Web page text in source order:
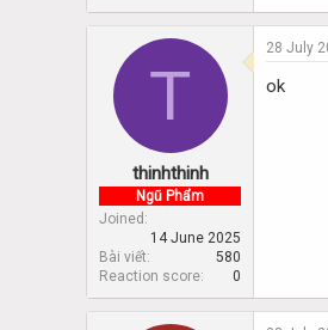
T
thinhthinh
Ngũ Phẩm
Joined
14 June 2025
Bài viết
580
Reaction score
0
28 July
ok